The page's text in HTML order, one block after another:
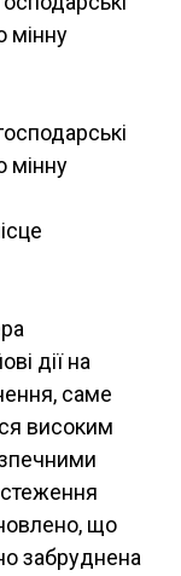
мінну
мінну
дії на
саме
високим
що
забруднена